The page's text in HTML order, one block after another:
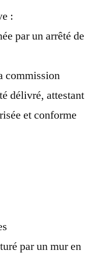
:
par un arrêté de
commission
délivré, attestant
et conforme
par un mur en